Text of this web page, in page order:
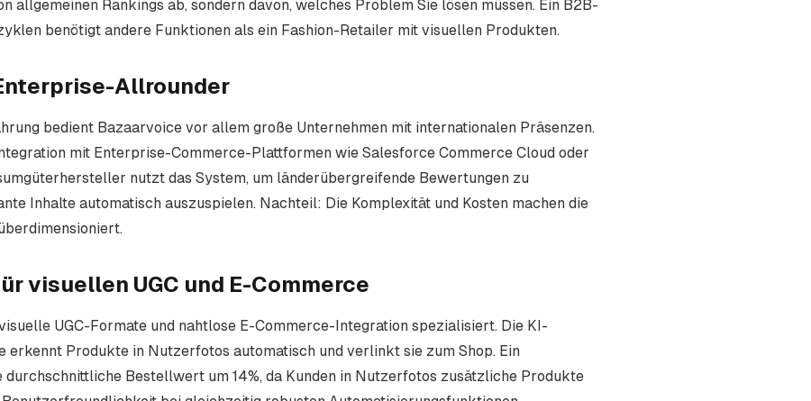
allgemeinen Rankings ab, sondern davon, welches Problem Sie lösen müssen. Ein B2B-
benötigt andere Funktionen als ein Fashion-Retailer mit visuellen Produkten.
Allrounder
bedient Bazaarvoice vor allem große Unternehmen mit internationalen Präsenzen.
mit Enterprise-Commerce-Plattformen wie Salesforce Commerce Cloud oder
nutzt das System, um länderübergreifende Bewertungen zu
Inhalte automatisch auszuspielen. Nachteil: Die Komplexität und Kosten machen die
visuellen UGC und E-Commerce
UGC-Formate und nahtlose E-Commerce-Integration spezialisiert. Die KI-
erkennt Produkte in Nutzerfotos automatisch und verlinkt sie zum Shop. Ein
Bestellwert um 14%, da Kunden in Nutzerfotos zusätzliche Produkte